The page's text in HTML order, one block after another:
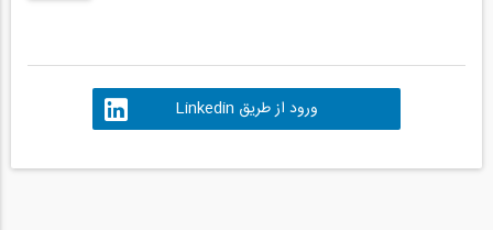
ورود از طریق Linkedin